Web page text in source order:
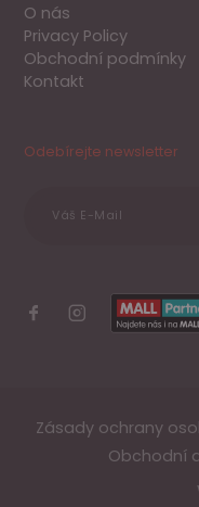
O nás
Privacy Policy
Obchodní podmínky
Kontakt
Odebírejte newsletter
Váš E-Mail
Zásady ochrany
Obchodní